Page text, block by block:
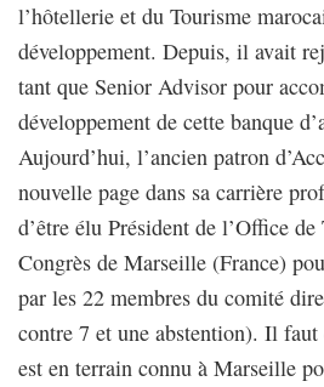
l’hôtellerie et du Tourisme
développement. Depuis, il avait
tant que Senior Advisor pour
développement de cette banque
Aujourd’hui, l’ancien patron
nouvelle page dans sa carrière
d’être élu Président de l’Office
Congrès de Marseille (France)
par les 22 membres du comité
contre 7 et une abstention). Il
est en terrain connu à Marseille